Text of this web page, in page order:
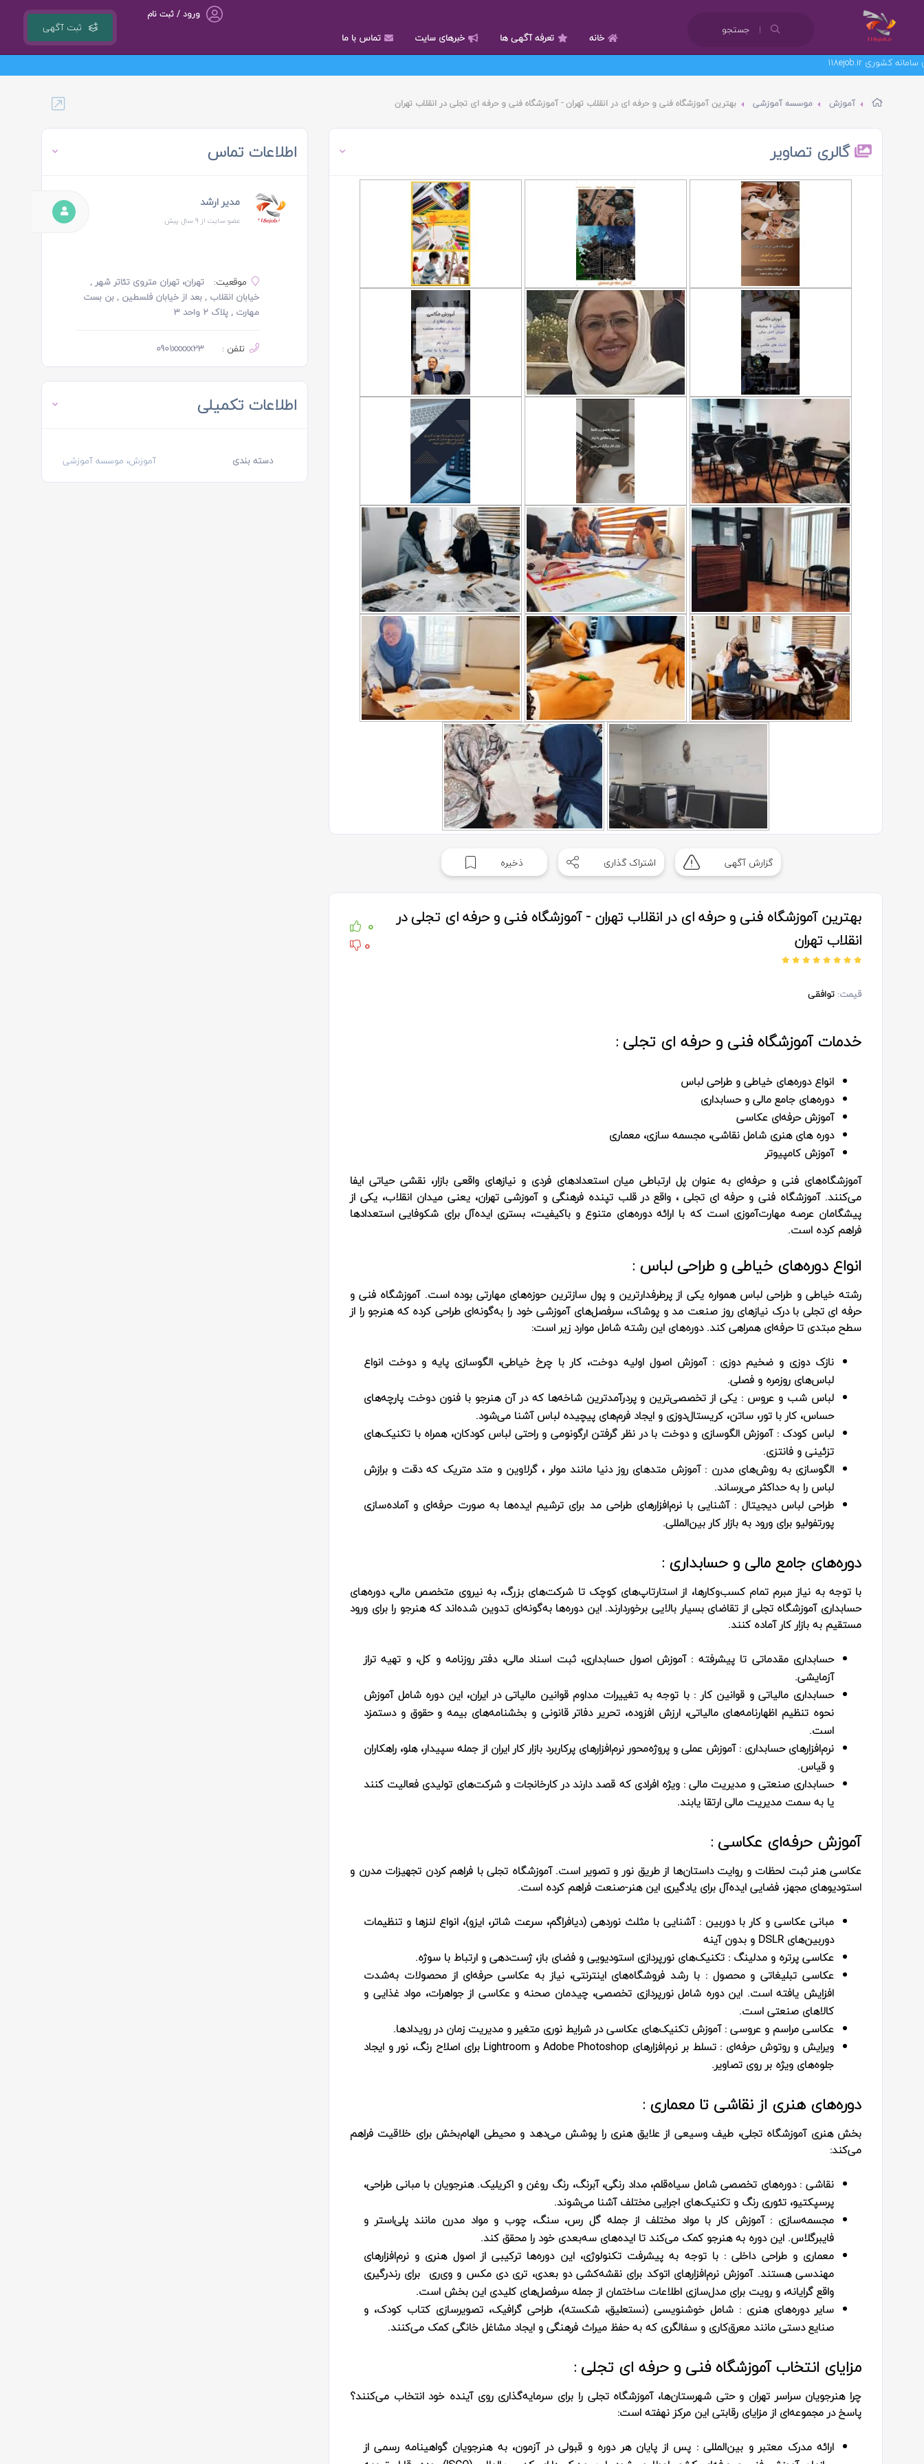
جستجو ثبت آگهی
ورود / ثبت نام
خانه تعرفه آگهی ها خبرهای سایت
تماس با ما
آموزش موسسه آموزشی بهترین آموزشگاه فنی و حرفه ای در انقلاب تهران - آموزشگاه فنی و حرفه ای تجلی در انقلاب تهران
گالری تصاویر
گزارش آگهی اشتراک گذاری ذخیره
بهترین آموزشگاه فنی و حرفه ای در انقلاب تهران - آموزشگاه فنی و حرفه ای تجلی در
انقلاب تهران
0
0
قیمت: توافقی
خدمات آموزشگاه فنی و حرفه ای تجلی :
انواع دوره‌های خیاطی و طراحی لباس
دوره‌های جامع مالی و حسابداری
آموزش حرفه‌ای عکاسی
دوره های هنری شامل نقاشی، مجسمه سازی، معماری
آموزش کامپیوتر
آموزشگاه‌های فنی و حرفه‌ای به عنوان پل ارتباطی میان استعدادهای فردی و نیازهای واقعی بازار، نقشی حیاتی ایفا
می‌کنند. آموزشگاه فنی و حرفه ای تجلی ، واقع در قلب تپنده فرهنگی و آموزشی تهران، یعنی میدان انقلاب، یکی از
پیشگامان عرصه مهارت‌آموزی است که با ارائه دوره‌های متنوع و باکیفیت، بستری ایده‌آل برای شکوفایی استعدادها
فراهم کرده است.
انواع دوره‌های خیاطی و طراحی لباس :
رشته خیاطی و طراحی لباس همواره یکی از پرطرفدارترین و پول‌ سازترین حوزه‌های مهارتی بوده است. آموزشگاه فنی و
حرفه ای تجلی با درک نیازهای روز صنعت مد و پوشاک، سرفصل‌های آموزشی خود را به‌گونه‌ای طراحی کرده که هنرجو را از
سطح مبتدی تا حرفه‌ای همراهی کند. دوره‌های این رشته شامل موارد زیر است:
نازک‌ دوزی و ضخیم‌ دوزی : آموزش اصول اولیه دوخت، کار با چرخ خیاطی، الگوسازی پایه و دوخت انواع
لباس‌های روزمره و فصلی.
لباس شب و عروس : یکی از تخصصی‌ترین و پردرآمدترین شاخه‌ها که در آن هنرجو با فنون دوخت پارچه‌های
حساس، کار با تور، ساتن، کریستال‌دوزی و ایجاد فرم‌های پیچیده لباس آشنا می‌شود.
لباس کودک : آموزش الگوسازی و دوخت با در نظر گرفتن ارگونومی و راحتی لباس کودکان، همراه با تکنیک‌های
تزئینی و فانتزی.
الگوسازی به روش‌های مدرن : آموزش متدهای روز دنیا مانند مولر ، گرلاوین و متد متریک که دقت و برازش
لباس را به حداکثر می‌رساند.
طراحی لباس دیجیتال : آشنایی با نرم‌افزارهای طراحی مد برای ترشیم ایده‌ها به صورت حرفه‌ای و آماده‌سازی
پورتفولیو برای ورود به بازار کار بین‌المللی.
دوره‌های جامع مالی و حسابداری :
با توجه به نیاز مبرم تمام کسب‌وکارها، از استارتاپ‌های کوچک تا شرکت‌های بزرگ، به نیروی متخصص مالی، دوره‌های
حسابداری آموزشگاه تجلی از تقاضای بسیار بالایی برخوردارند. این دوره‌ها به‌گونه‌ای تدوین شده‌اند که هنرجو را برای ورود
مستقیم به بازار کار آماده کنند.
حسابداری مقدماتی تا پیشرفته : آموزش اصول حسابداری، ثبت اسناد مالی، دفتر روزنامه و کل، و تهیه تراز
آزمایشی.
حسابداری مالیاتی و قوانین کار: با توجه به تغییرات مداوم قوانین مالیاتی در ایران، این دوره شامل آموزش
نحوه تنظیم اظهارنامه‌های مالیاتی، ارزش افزوده، تحریر دفاتر قانونی و بخشنامه‌های بیمه و حقوق و دستمزد
است.
نرم‌افزارهای حسابداری : آموزش عملی و پروژه‌محور نرم‌افزارهای پرکاربرد بازار کار ایران از جمله سپیدار، هلو، راهکاران
و قیاس.
حسابداری صنعتی و مدیریت مالی: ویژه افرادی که قصد دارند در کارخانجات و شرکت‌های تولیدی فعالیت کنند
یا به سمت مدیریت مالی ارتقا یابند.
آموزش حرفه‌ای عکاسی :
عکاسی هنر ثبت لحظات و روایت داستان‌ها از طریق نور و تصویر است. آموزشگاه تجلی با فراهم کردن تجهیزات مدرن و
استودیوهای مجهز، فضایی ایده‌آل برای یادگیری این هنر-صنعت فراهم کرده است.
مبانی عکاسی و کار با دوربین : آشنایی با مثلث نوردهی (دیافراگم، سرعت شاتر، ایزو)، انواع لنزها و تنظیمات
دوربین‌های DSLR و بدون آینه
عکاسی پرتره و مدلینگ : تکنیک‌های نورپردازی استودیویی و فضای باز، ژست‌دهی و ارتباط با سوژه.
عکاسی تبلیغاتی و محصول : با رشد فروشگاه‌های اینترنتی، نیاز به عکاسی حرفه‌ای از محصولات به‌شدت
افزایش یافته است. این دوره شامل نورپردازی تخصصی، چیدمان صحنه و عکاسی از جواهرات، مواد غذایی و
کالاهای صنعتی است.
عکاسی مراسم و عروسی: آموزش تکنیک‌های عکاسی در شرایط نوری متغیر و مدیریت زمان در رویدادها.
ویرایش و روتوش حرفه‌ای
: تسلط بر نرم‌افزارهای Adobe Photoshop و Lightroom برای اصلاح رنگ، نور و ایجاد
جلوه‌های ویژه بر روی تصاویر.
دوره‌های هنری از نقاشی تا معماری :
بخش هنری آموزشگاه تجلی، طیف وسیعی از علایق هنری را پوشش می‌دهد و محیطی الهام‌بخش برای خلاقیت فراهم
می‌کند:
نقاشی : دوره‌های تخصصی شامل سیاه‌قلم، مداد رنگی، آبرنگ، رنگ روغن و اکریلیک. هنرجویان با مبانی طراحی،
پرسپکتیو، تئوری رنگ و تکنیک‌های اجرایی مختلف آشنا می‌شوند.
مجسمه‌سازی : آموزش کار با مواد مختلف از جمله گل رس، سنگ، چوب و مواد مدرن مانند پلی‌استر و
فایبرگلاس. این دوره به هنرجو کمک می‌کند تا ایده‌های سه‌بعدی خود را محقق کند.
معماری و طراحی داخلی: با توجه به پیشرفت تکنولوژی، این دوره‌ها ترکیبی از اصول هنری و نرم‌افزارهای
مهندسی هستند. آموزش نرم‌افزارهای اتوکد برای نقشه‌کشی دو بعدی، تری‌ دی مکس و وی‌ری برای رندرگیری
واقع‌ گرایانه، و رویت برای مدل‌سازی اطلاعات ساختمان از جمله سرفصل‌های کلیدی این بخش است.
سایر دوره‌های هنری : شامل خوشنویسی (نستعلیق، شکسته)، طراحی گرافیک، تصویرسازی کتاب کودک، و
صنایع دستی مانند معرق‌کاری و سفالگری که به حفظ میراث فرهنگی و ایجاد مشاغل خانگی کمک می‌کنند.
مزایای انتخاب آموزشگاه فنی و حرفه ای تجلی :
چرا هنرجویان سراسر تهران و حتی شهرستان‌ها، آموزشگاه تجلی را برای سرمایه‌گذاری روی آینده خود انتخاب می‌کنند؟
پاسخ در مجموعه‌ای از مزایای رقابتی این مرکز نهفته است:
ارائه مدرک معتبر و بین‌المللی: پس از پایان هر دوره و قبولی در آزمون، به هنرجویان گواهینامه رسمی از
اطلاعات تماس
مدیر ارشد
عضو سایت از 9 سال پیش
موقعیت:
تهران، تهران متروی تئاتر شهر ,
خیابان انقلاب , بعد از خیابان فلسطین , بن بست
مهارت , پلاک ۲ واحد ۳
تلفن : 0901xxxxx23
اطلاعات تکمیلی
دسته بندی آموزش، موسسه آموزشی